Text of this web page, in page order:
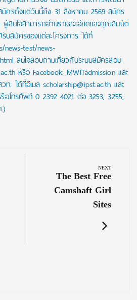
มัครตั้งแต่วันนี้ถึง 31 สิงหาคม 2569 สมัคร
ผู้สนใจสามารถอ่านรายละเอียดและคุณสมบัติ
สมัครของแต่ละโครงการ ได้ที่
news-test/news-
สนใจสอบถามเกี่ยวกับระบบสมัครสอบ
หรือ Facebook: MWITadmission และ
. ได้ที่อีเมล scholarship@ipst.ac.th และ
อโทรศัพท์ 0 2392 4021 ต่อ 3253, 3255,
NEXT
Next
Post:
The Best Free
Camshaft Girl
Sites